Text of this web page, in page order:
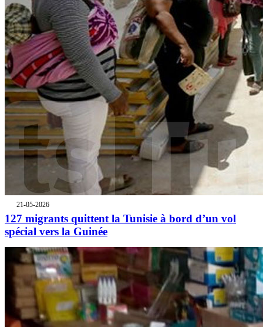
21-05-2026
127 migrants quittent la Tunisie à bord d’un vol
spécial vers la Guinée